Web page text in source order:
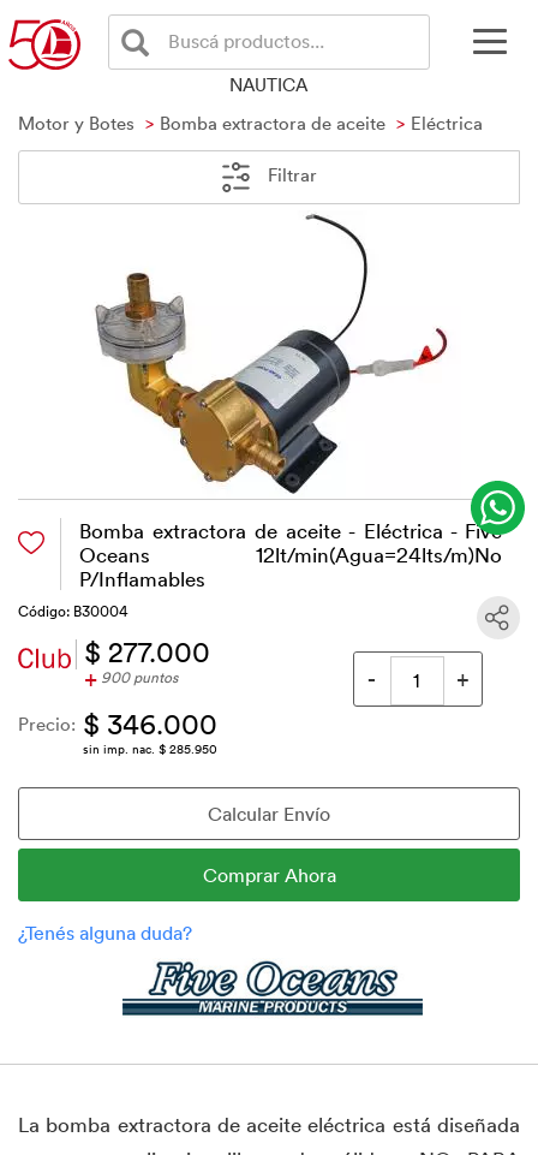
Buscá productos...
NAUTICA
Motor y Botes
Bomba extractora de aceite Eléctrica
Filtrar
Bomba extractora de aceite - Eléctrica - Five
Oceans 12lt/min(Agua=24lts/m)No
P/Inflamables
Código: B30004
$ 277.000
+ 900 puntos
Precio: $ 346.000
sin imp. nac. $ 285.950
La bomba extractora de aceite eléctrica está diseñada